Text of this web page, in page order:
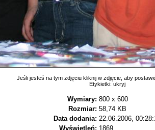
Jeśli jesteś na tym zdjęciu kliknij w zdjęcie, aby
Etykietki: ukryj
Wymiary: 800 x 600
Rozmiar: 58,74 KB
Data dodania: 22.06.2006,
Wyświetleń: 1869